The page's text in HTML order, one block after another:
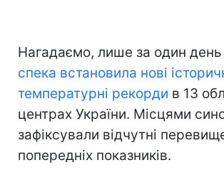
Нагадаємо, лише за один день
спека встановила нові
температурні рекорди в 13
центрах України. Місцями
зафіксували відчутні
попередніх показників.